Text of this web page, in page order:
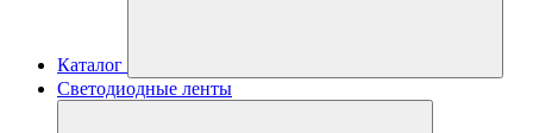
Каталог
Светодиодные ленты